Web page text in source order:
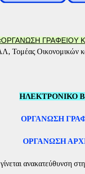
ΡΓΑΝΩΣΗ ΓΡΑΦΕΙΟΥ
Τομέας Οικονομικών
ΗΛΕΚΤΡΟΝΙΚΟ
ΟΡΓΑΝΩΣΗ
ΟΡΓΑΝΩΣΗ
γίνεται ανακατεύθυνση